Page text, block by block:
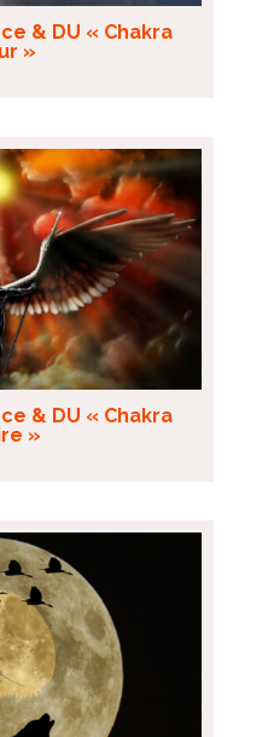
& DU « Chakra
»
& DU « Chakra
»